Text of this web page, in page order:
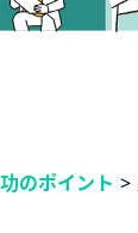
のポイント >